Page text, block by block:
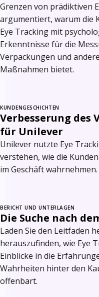
Grenzen von prädiktiven
argumentiert, warum die
Eye Tracking mit
Erkenntnisse für die
Verpackungen und
Maßnahmen bietet.
KUNDENGESCHICHTEN
Verbesserung des
für Unilever
Unilever nutzte Eye
verstehen, wie die
im Geschäft wahrnehmen.
BERICHT UND UNTERLAGEN
Die Suche nach
Laden Sie den Leitfaden
herauszufinden, wie Eye
Einblicke in die
Wahrheiten hinter den
offenbart.